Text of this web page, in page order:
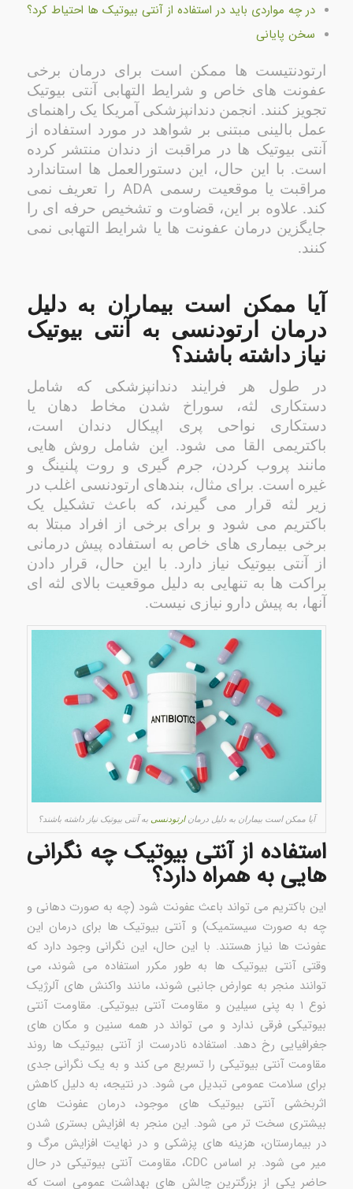
در چه مواردی باید در استفاده از آنتی بیوتیک ها احتیاط کرد؟
سخن پایانی
ارتودنتیست ها ممکن است برای درمان برخی
عفونت های خاص و شرایط التهابی آنتی بیوتیک
تجویز کنند. انجمن دندانپزشکی آمریکا یک راهنمای
عمل بالینی مبتنی بر شواهد در مورد استفاده از
آنتی بیوتیک ها در مراقبت از دندان منتشر کرده
است. با این حال، این دستورالعمل ها استاندارد
مراقبت یا موقعیت رسمی ADA را تعریف نمی
کند. علاوه بر این، قضاوت و تشخیص حرفه ای را
جایگزین درمان عفونت ها یا شرایط التهابی نمی
کنند.
آیا ممکن است بیماران به دلیل
درمان ارتودنسی به آنتی بیوتیک
نیاز داشته باشند؟
در طول هر فرایند دندانپزشکی که شامل
دستکاری لثه، سوراخ شدن مخاط دهان یا
دستکاری نواحی پری اپیکال دندان است،
باکتریمی القا می شود. این شامل روش هایی
مانند پروب کردن، جرم گیری و روت پلنینگ و
غیره است. برای مثال، بندهای ارتودنسی اغلب در
زیر لثه قرار می گیرند، که باعث تشکیل یک
باکتریم می شود و برای برخی از افراد مبتلا به
برخی بیماری های خاص به استفاده پیش درمانی
از آنتی بیوتیک نیاز دارد. با این حال، قرار دادن
براکت ها به تنهایی به دلیل موقعیت بالای لثه ای
آنها، به پیش دارو نیازی نیست.
آیا ممکن است بیماران به دلیل درمانارتودنسی به آنتی بیوتیک نیاز داشته باشند؟
استفاده از آنتی بیوتیک چه نگرانی
هایی به همراه دارد؟
این باکتریم می تواند باعث عفونت شود (چه به صورت دهانی و
چه به صورت سیستمیک) و آنتی بیوتیک ها برای درمان این
عفونت ها نیاز هستند. با این حال، این نگرانی وجود دارد که
وقتی آنتی بیوتیک ها به طور مکرر استفاده می شوند، می
توانند منجر به عوارض جانبی شوند، مانند واکنش های آلرژیک
نوع ۱ به پنی سیلین و مقاومت آنتی بیوتیکی. مقاومت آنتی
بیوتیکی فرقی ندارد و می تواند در همه سنین و مکان های
جغرافیایی رخ دهد. استفاده نادرست از آنتی بیوتیک ها روند
مقاومت آنتی بیوتیکی را تسریع می کند و به یک نگرانی جدی
برای سلامت عمومی تبدیل می شود. در نتیجه، به دلیل کاهش
اثربخشی آنتی بیوتیک های موجود، درمان عفونت های
بیشتری سخت تر می شود. این منجر به افزایش بستری شدن
در بیمارستان، هزینه های پزشکی و در نهایت افزایش مرگ و
میر می شود. بر اساس CDC، مقاومت آنتی بیوتیکی در حال
حاضر یکی از بزرگترین چالش های بهداشت عمومی است که